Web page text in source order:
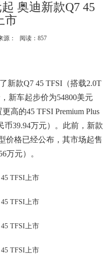
奥迪新款Q7 45
市
源： 阅读：857
新款Q7 45 TFSI（搭载2.0T
新车起步价为54800美元
高的45 TFSI Premium Plus
币39.94万元）。此前，新款
价格已经公布，其市场起售
万元）。